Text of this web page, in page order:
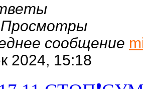
Просмотры
сообщение
2024, 15:18